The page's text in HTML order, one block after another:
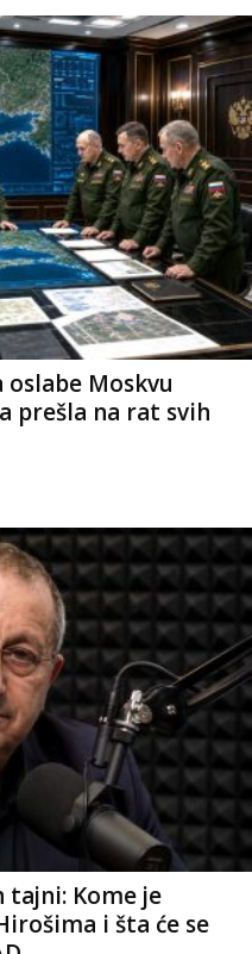
Moskvu
prešla na rat svih
tajni: Kome je
i šta će se